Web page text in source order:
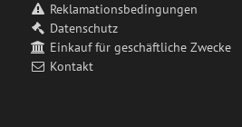
Reklamationsbedingungen
Datenschutz
Einkauf für geschäftliche Zwecke
Kontakt